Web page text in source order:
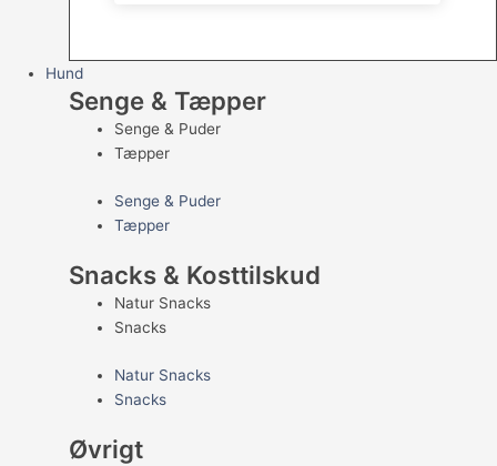
Hund
Senge & Tæpper
Senge & Puder
Tæpper
Senge & Puder
Tæpper
Snacks & Kosttilskud
Natur Snacks
Snacks
Natur Snacks
Snacks
Øvrigt